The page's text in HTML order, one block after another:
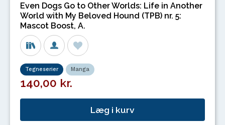
Even Dogs Go to Other Worlds: Life in Another
World with My Beloved Hound (TPB) nr. 5:
Mascot Boost, A.
Tegneserier Manga
140,00 kr.
Læg i kurv